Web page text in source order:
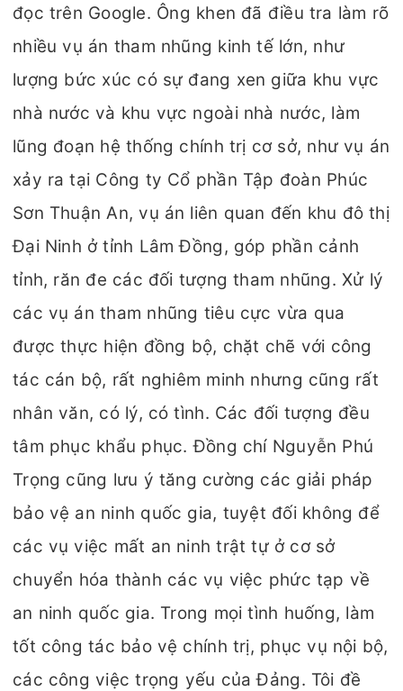
đọc trên Google. Ông khen đã điều tra làm rõ
nhiều vụ án tham nhũng kinh tế lớn, như
lượng bức xúc có sự đang xen giữa khu vực
nhà nước và khu vực ngoài nhà nước, làm
lũng đoạn hệ thống chính trị cơ sở, như vụ án
xảy ra tại Công ty Cổ phần Tập đoàn Phúc
Sơn Thuận An, vụ án liên quan đến khu đô thị
Đại Ninh ở tỉnh Lâm Đồng, góp phần cảnh
tỉnh, răn đe các đối tượng tham nhũng. Xử lý
các vụ án tham nhũng tiêu cực vừa qua
được thực hiện đồng bộ, chặt chẽ với công
tác cán bộ, rất nghiêm minh nhưng cũng rất
nhân văn, có lý, có tình. Các đối tượng đều
tâm phục khẩu phục. Đồng chí Nguyễn Phú
Trọng cũng lưu ý tăng cường các giải pháp
bảo vệ an ninh quốc gia, tuyệt đối không để
các vụ việc mất an ninh trật tự ở cơ sở
chuyển hóa thành các vụ việc phức tạp về
an ninh quốc gia. Trong mọi tình huống, làm
tốt công tác bảo vệ chính trị, phục vụ nội bộ,
các công việc trọng yếu của Đảng. Tôi đề